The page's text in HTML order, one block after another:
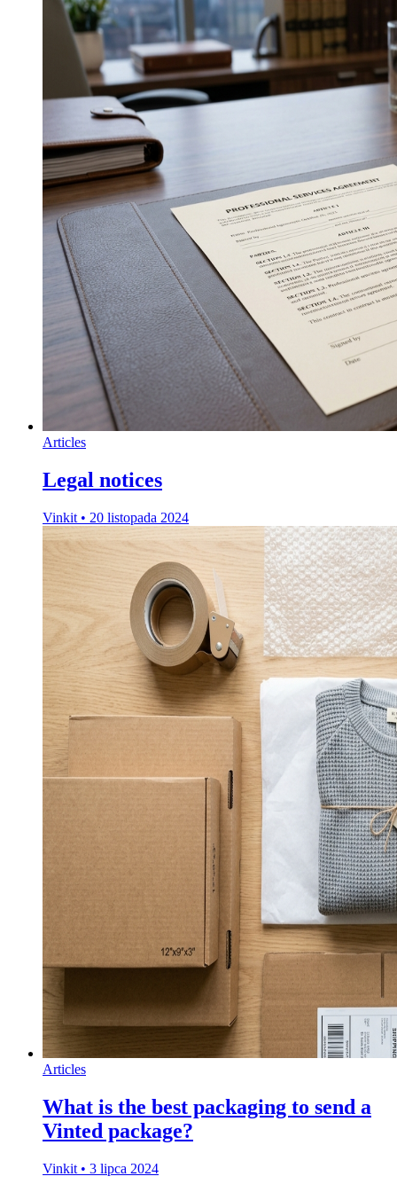
Articles
Legal notices
Vinkit • 20 listopada 2024
Articles
What is the best packaging to send a
Vinted package?
Vinkit • 3 lipca 2024